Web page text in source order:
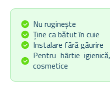
Nu ruginește
Ține ca bătut în cuie
Instalare fără găurire
Pentru hârtie
cosmetice